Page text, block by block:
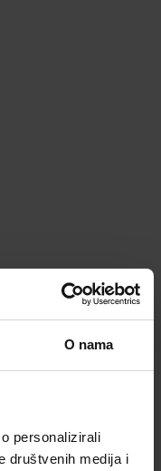
O nama
personalizirali
društvenih medija i